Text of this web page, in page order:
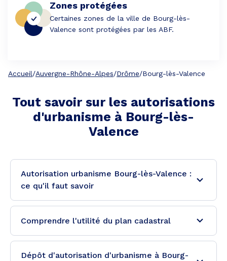
Zones protégées
Certaines zones de la ville de Bourg-lès-
Valence sont protégées par les ABF.
Accueil/Auvergne-Rhône-Alpes/Drôme/Bourg-lès-Valence
Tout savoir sur les autorisations
d'urbanisme à Bourg-lès-
Valence
Autorisation urbanisme Bourg-lès-Valence :
ce qu'il faut savoir
Comprendre l'utilité du plan cadastral
Dépôt d'autorisation d'urbanisme à Bourg-